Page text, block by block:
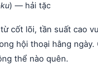
) — hải tặc
cốt lõi, tần suất cao
hội thoại hằng
thể nào quên.